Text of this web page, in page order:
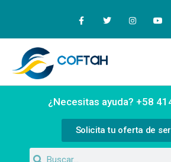
¿Necesitas ayuda? +58
Solicita tu oferta de